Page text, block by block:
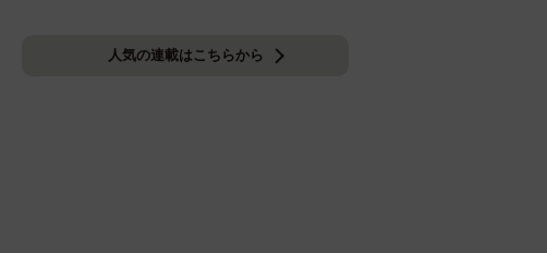
人気の連載はこちらから